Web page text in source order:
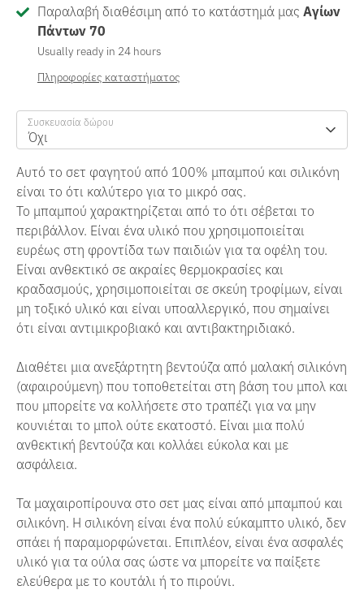
Παραλαβή διαθέσιμη από το κατάστημά μας Αγίων
Πάντων 70
Usually ready in 24 hours
Πληροφορίες καταστήματος
Συσκευασία δώρου
Όχι
Αυτό το σετ φαγητού από 100% μπαμπού και σιλικόνη
είναι το ότι καλύτερο για το μικρό σας.
Το μπαμπού χαρακτηρίζεται από το ότι σέβεται το
περιβάλλον. Είναι ένα υλικό που χρησιμοποιείται
ευρέως στη φροντίδα των παιδιών για τα οφέλη του.
Είναι ανθεκτικό σε ακραίες θερμοκρασίες και
κραδασμούς, χρησιμοποιείται σε σκεύη τροφίμων, είναι
μη τοξικό υλικό και είναι υποαλλεργικό, που σημαίνει
ότι είναι αντιμικροβιακό και αντιβακτηριδιακό.
Διαθέτει μια ανεξάρτητη βεντούζα από μαλακή σιλικόνη
(αφαιρούμενη) που τοποθετείται στη βάση του μπολ και
που μπορείτε να κολλήσετε στο τραπέζι για να μην
κουνιέται το μπολ ούτε εκατοστό. Είναι μια πολύ
ανθεκτική βεντούζα και κολλάει εύκολα και με
ασφάλεια.
Τα μαχαιροπίρουνα στο σετ μας είναι από μπαμπού και
σιλικόνη. Η σιλικόνη είναι ένα πολύ εύκαμπτο υλικό, δεν
σπάει ή παραμορφώνεται. Επιπλέον, είναι ένα ασφαλές
υλικό για τα ούλα σας ώστε να μπορείτε να παίξετε
ελεύθερα με το κουτάλι ή το πιρούνι.